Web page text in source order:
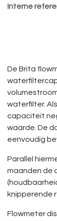
Interne
De Brita
waterfilter.
capaciteit
waarde. De
eenvoudig
Parallel
maanden de
knipperende
Flowmeter